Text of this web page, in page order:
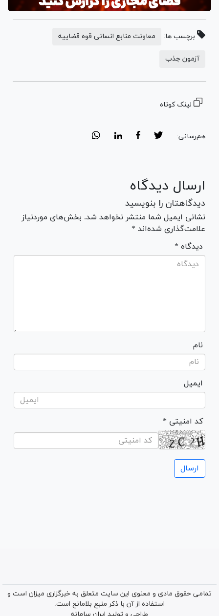
برچسب ها: معاونت منابع انسانی قوه قضاییه
آزمون جذب
لینک کوتاه
هم‌رسانی:
ارسال دیدگاه
دیدگاهتان را بنویسید
نشانی ایمیل شما منتشر نخواهد شد. بخش‌های موردنیاز
علامت‌گذاری شده‌اند *
* دیدگاه
نام
ایمیل
* کد امنیتی
تمامی حقوق مادی و معنوی این سایت متعلق به خبرگزاری میزان است و
استفاده از آن با ذکر منبع بلامانع است.
طراحی و تولید ایران سامانه